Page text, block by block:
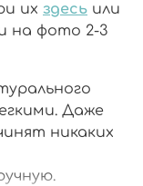
их здесь или
на фото 2-3
Даже
никаких